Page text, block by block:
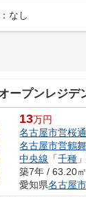
なし
ープンレジデ
13万円
名古屋市営桜
名古屋市営鶴
中央線 「千種
築7年 / 63.20㎡
愛知県名古屋